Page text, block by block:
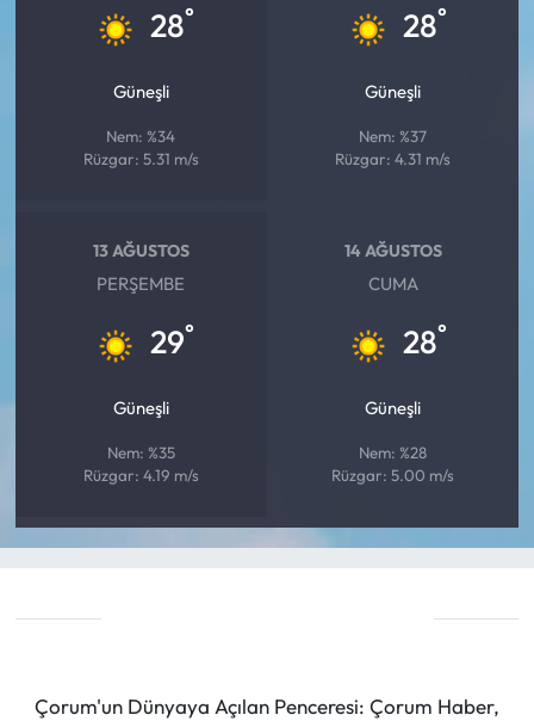
28°
Güneşli
Nem: %34
Rüzgar: 5.31 m/s
28°
Güneşli
Nem: %37
Rüzgar: 4.31 m/s
13 AĞUSTOS
PERŞEMBE
29°
Güneşli
Nem: %35
Rüzgar: 4.19 m/s
14 AĞUSTOS
CUMA
28°
Güneşli
Nem: %28
Rüzgar: 5.00 m/s
Çorum'un Dünyaya Açılan Penceresi: Çorum Haber,
Yemek Tarifleri
Yerel Haberler